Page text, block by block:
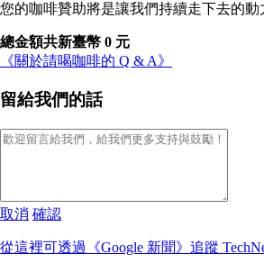
您的咖啡贊助將是讓我們持續走下去的動
總金額共新臺幣 0 元
《關於請喝咖啡的 Q & A》
留給我們的話
取消 確認
從這裡可透過《Google 新聞》追蹤